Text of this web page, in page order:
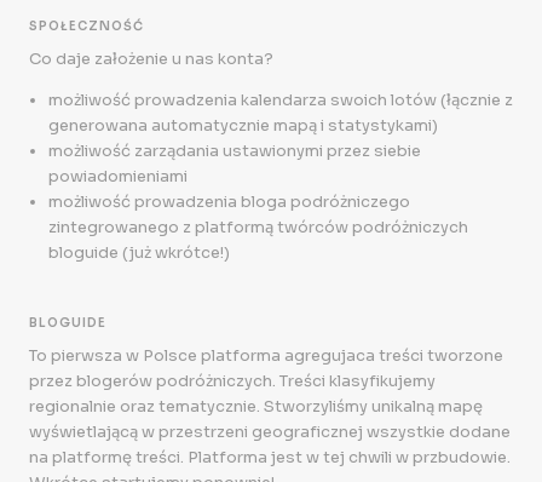
SPOŁECZNOŚĆ
Co daje założenie u nas konta?
możliwość prowadzenia kalendarza swoich lotów (łącznie z
generowana automatycznie mapą i statystykami)
możliwość zarządania ustawionymi przez siebie
powiadomieniami
możliwość prowadzenia bloga podróżniczego
zintegrowanego z platformą twórców podróżniczych
bloguide (już wkrótce!)
BLOGUIDE
To pierwsza w Polsce platforma agregujaca treści tworzone
przez blogerów podróżniczych. Treści klasyfikujemy
regionalnie oraz tematycznie. Stworzyliśmy unikalną mapę
wyświetlającą w przestrzeni geograficznej wszystkie dodane
na platformę treści. Platforma jest w tej chwili w przbudowie.